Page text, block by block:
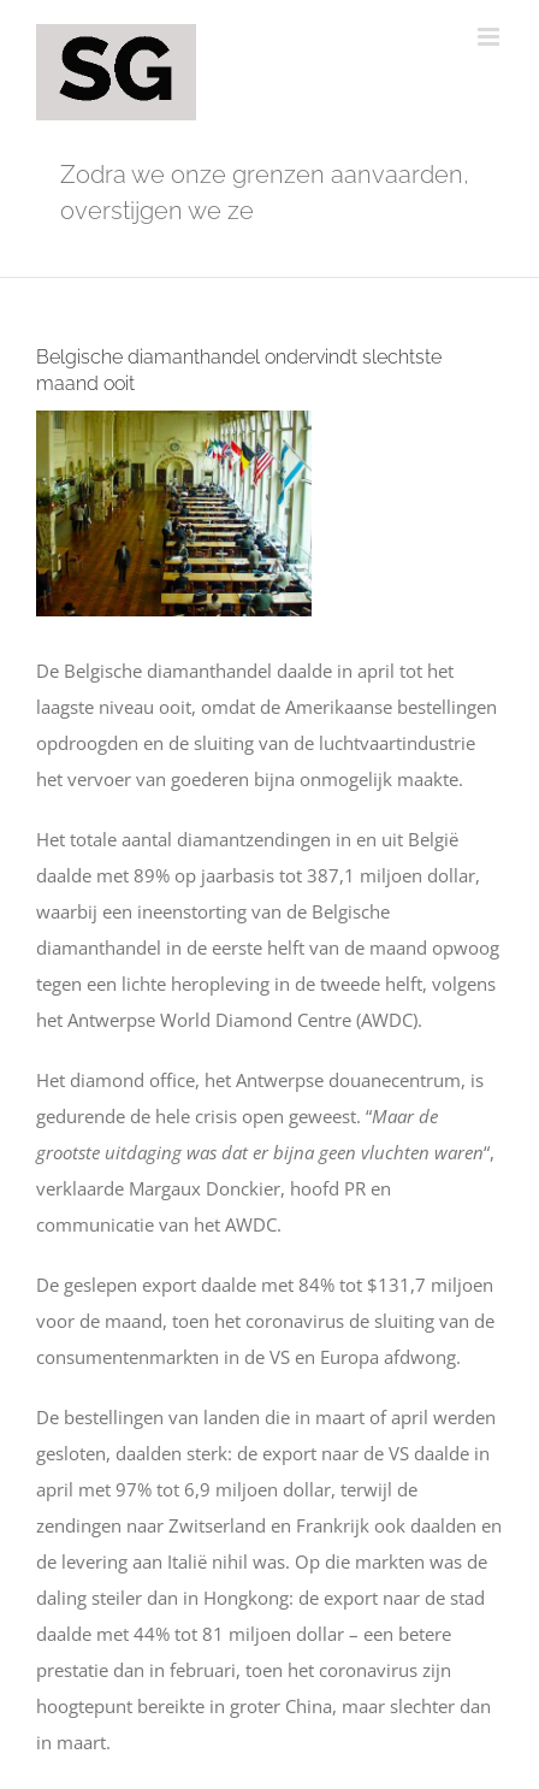
Zodra we onze grenzen aanvaarden,
overstijgen we ze
Belgische diamanthandel ondervindt slechtste
maand ooit
Bekijk
grotere
afbeelding
De Belgische diamanthandel daalde in april tot het
laagste niveau ooit, omdat de Amerikaanse bestellingen
opdroogden en de sluiting van de luchtvaartindustrie
het vervoer van goederen bijna onmogelijk maakte.
Het totale aantal diamantzendingen in en uit België
daalde met 89% op jaarbasis tot 387,1 miljoen dollar,
waarbij een ineenstorting van de Belgische
diamanthandel in de eerste helft van de maand opwoog
tegen een lichte heropleving in de tweede helft, volgens
het Antwerpse World Diamond Centre (AWDC).
Het diamond office, het Antwerpse douanecentrum, is
gedurende de hele crisis open geweest. “Maar de
grootste uitdaging was dat er bijna geen vluchten waren“,
verklaarde Margaux Donckier, hoofd PR en
communicatie van het AWDC.
De geslepen export daalde met 84% tot $131,7 miljoen
voor de maand, toen het coronavirus de sluiting van de
consumentenmarkten in de VS en Europa afdwong.
De bestellingen van landen die in maart of april werden
gesloten, daalden sterk: de export naar de VS daalde in
april met 97% tot 6,9 miljoen dollar, terwijl de
zendingen naar Zwitserland en Frankrijk ook daalden en
de levering aan Italië nihil was. Op die markten was de
daling steiler dan in Hongkong: de export naar de stad
daalde met 44% tot 81 miljoen dollar – een betere
prestatie dan in februari, toen het coronavirus zijn
hoogtepunt bereikte in groter China, maar slechter dan
in maart.